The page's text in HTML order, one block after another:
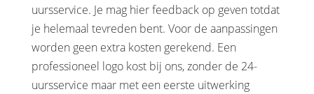
uursservice. Je mag hier feedback op geven totdat
je helemaal tevreden bent. Voor de aanpassingen
worden geen extra kosten gerekend. Een
professioneel logo kost bij ons, zonder de 24-
uursservice maar met een eerste uitwerking